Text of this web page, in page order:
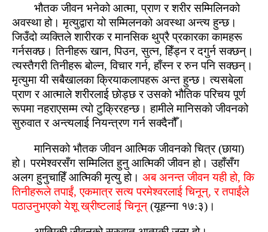
भौतक जीवन भनेको आत्‍मा, प्राण र शरीर सम्मिलिनको
अवस्‍था हो। मृत्युद्वारा यो सम्मिलनको अवस्‍था अन्‍त्य हुन्‍छ।
जिउँदो व्यक्तिले शारीरक र मानसिक थुप्रै प्रकारका कामहरू
गर्नसक्‍छ। तिनीहरू खान, पिउन, सुत्‍न, हिँड्न र दगुर्न सक्‍छन्।
त्यस्‍तैगरी तिनीहरू बोल्‍न, विचार गर्न, हाँस्‍न र रुन पनि सक्‍छन्।
मृत्युमा यी सबैखालका क्रियाकलापहरू अन्‍त हुन्‍छ। त्यसबेला
प्राण र आत्‍माले शरीरलाई छोड्छ र उसको भौतिक परिचय पूर्ण
रूपमा नहराएसम्‍म त्यो टुक्रिरहन्‍छ। हामीले मानिसको जीवनको
सुरुवात र अन्‍त्यलाई नियन्‍त्रण गर्न सक्‍दैनौँ।
मानिसको भौतक जीवन आत्‍मिक जीवनको चित्र (छाया)
हो। परमेश्‍वरसँग सम्मिलित हुनु आत्‍मिकी जीवन हो। उहाँसँग
अलग हुनुचाहिँ आत्‍मिकी मृत्यु हो। अब अनन्‍त जीवन यही हो, कि
तिनीहरूले तपाईं, एकमात्र सत्य परमेश्‍वरलाई चिनून्, र तपाईंले
पठाउनुभएको येशू ख्रीष्‍टलाई चिनून् (यूहन्ना १७:३)।